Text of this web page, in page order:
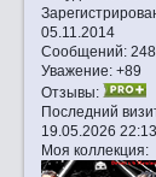
05.11.2014
Сообщений:
Уважение: +89
Отзывы:
Последний
19.05.2026 22:13
Моя коллекция: